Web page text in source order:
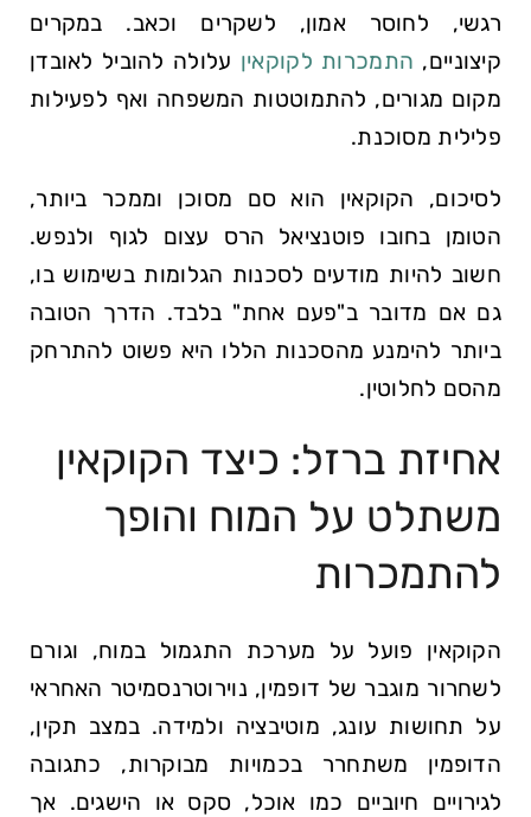
רגשי, לחוסר אמון, לשקרים וכאב. במקרים
קיצוניים, התמכרות לקוקאין עלולה להוביל לאובדן
מקום מגורים, להתמוטטות המשפחה ואף לפעילות
פלילית מסוכנת.
לסיכום, הקוקאין הוא סם מסוכן וממכר ביותר,
הטומן בחובו פוטנציאל הרס עצום לגוף ולנפש.
חשוב להיות מודעים לסכנות הגלומות בשימוש בו,
גם אם מדובר ב"פעם אחת" בלבד. הדרך הטובה
ביותר להימנע מהסכנות הללו היא פשוט להתרחק
מהסם לחלוטין.
אחיזת ברזל: כיצד הקוקאין
משתלט על המוח והופך
להתמכרות
הקוקאין פועל על מערכת התגמול במוח, וגורם
לשחרור מוגבר של דופמין, נוירוטרנסמיטר האחראי
על תחושות עונג, מוטיבציה ולמידה. במצב תקין,
הדופמין משתחרר בכמויות מבוקרות, כתגובה
לגירויים חיוביים כמו אוכל, סקס או הישגים. אך